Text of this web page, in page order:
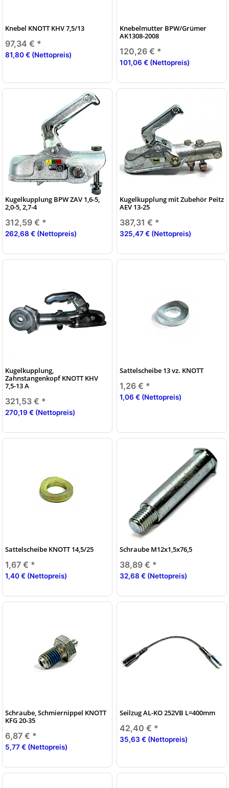
Knebel KNOTT KHV 7,5/13
97,34 € *
81,80 € (Nettopreis)
Knebelmutter BPW/Grümer
AK1308-2008
120,26 € *
101,06 € (Nettopreis)
Kugelkupplung BPW ZAV 1,6-5,
2,0-5, 2,7-4
312,59 € *
262,68 € (Nettopreis)
Kugelkupplung mit Zubehör Peitz
AEV 13-25
387,31 € *
325,47 € (Nettopreis)
Kugelkupplung,
Zahnstangenkopf KNOTT KHV
7,5-13 A
321,53 € *
270,19 € (Nettopreis)
Sattelscheibe 13 vz. KNOTT
1,26 € *
1,06 € (Nettopreis)
Sattelscheibe KNOTT 14,5/25
1,67 € *
1,40 € (Nettopreis)
Schraube M12x1,5x76,5
38,89 € *
32,68 € (Nettopreis)
Schraube, Schmiernippel KNOTT
KFG 20-35
6,87 € *
5,77 € (Nettopreis)
Seilzug AL-KO 252VB L=400mm
42,40 € *
35,63 € (Nettopreis)